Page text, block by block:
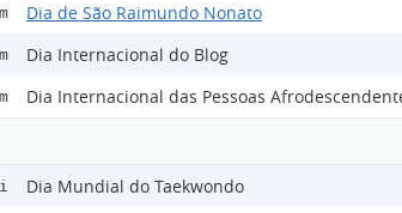
Dia de São Raimundo Nonato
Dia Internacional do Blog
Dia Internacional das Pessoas
Dia Mundial do Taekwondo